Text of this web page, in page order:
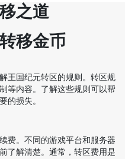
之道
移金币
王国纪元转区的规则。转区规
等内容。了解这些规则可以帮
的损失。
费。不同的游戏平台和服务器
了解清楚。通常，转区费用是